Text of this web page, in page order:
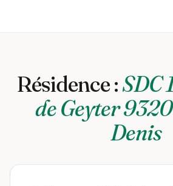
Résidence :SDC
de Geyter
Denis